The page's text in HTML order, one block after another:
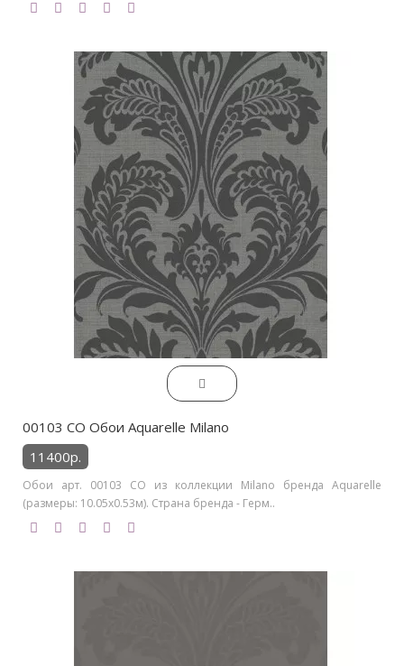
00103 CO Обои Aquarelle Milano
11400р.
Обои арт. 00103 CO из коллекции Milano бренда Aquarelle
(размеры: 10.05х0.53м). Страна бренда - Герм..